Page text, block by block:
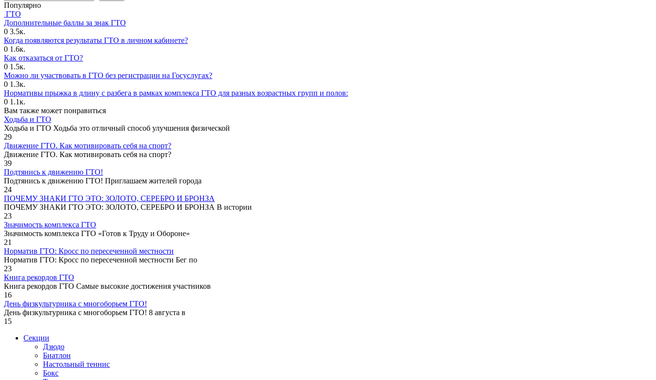
Популярно
ГТО
Дополнительные баллы за знак ГТО
0 3.5к.
Когда появляются результаты ГТО в личном кабинете?
0 1.6к.
Как отказаться от ГТО?
0 1.5к.
Можно ли участвовать в ГТО без регистрации на Госуслугах?
0 1.3к.
Нормативы прыжка в длину с разбега в рамках комплекса ГТО для разных возрастных групп и полов:
0 1.1к.
Вам также может понравиться
Ходьба и ГТО
Ходьба и ГТО Ходьба это отличный способ улучшения физической
29
Движение ГТО. Как мотивировать себя на спорт?️
Движение ГТО. Как мотивировать себя на спорт?
39
Подтянись к движению ГТО!
Подтянись к движению ГТО! Приглашаем жителей города
24
ПОЧЕМУ ЗНАКИ ГТО ЭТО: ЗОЛОТО, СЕРЕБРО И БРОНЗА
ПОЧЕМУ ЗНАКИ ГТО ЭТО: ЗОЛОТО, СЕРЕБРО И БРОНЗА В истории
23
Значимость комплекса ГТО
Значимость комплекса ГТО «Готов к Труду и Обороне»
21
Норматив ГТО: Кросс по пересеченной местности
Норматив ГТО: Кросс по пересеченной местности Бег по
23
Книга рекордов ГТО
Книга рекордов ГТО Самые высокие достижения участников
16
День физкультурника с многоборьем ГТО!
День физкультурника с многоборьем ГТО! 8 августа в
15
Секции
Дзюдо
Биатлон
Настольный теннис
Бокс